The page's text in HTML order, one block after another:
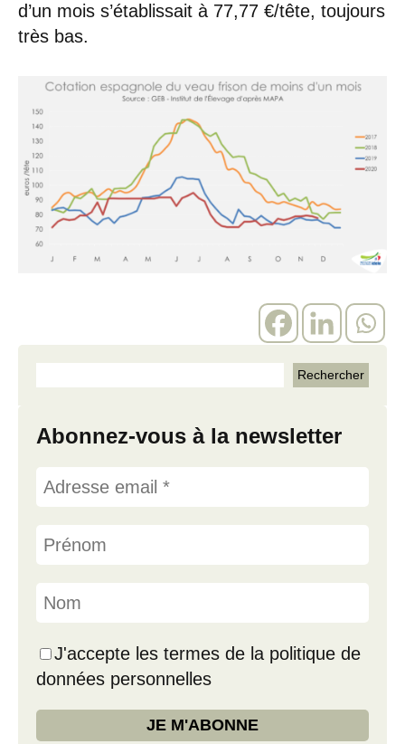
d’un mois s’établissait à 77,77 €/tête, toujours
très bas.
Abonnez-vous à la newsletter
J'accepte les termes de la politique de
données personnelles